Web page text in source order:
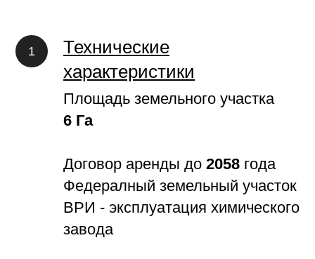
Технические
характеристики
Площадь земельного участка
6 Га
Договор аренды до 2058 года
Федералный земельный участок
ВРИ - эксплуатация химического
завода